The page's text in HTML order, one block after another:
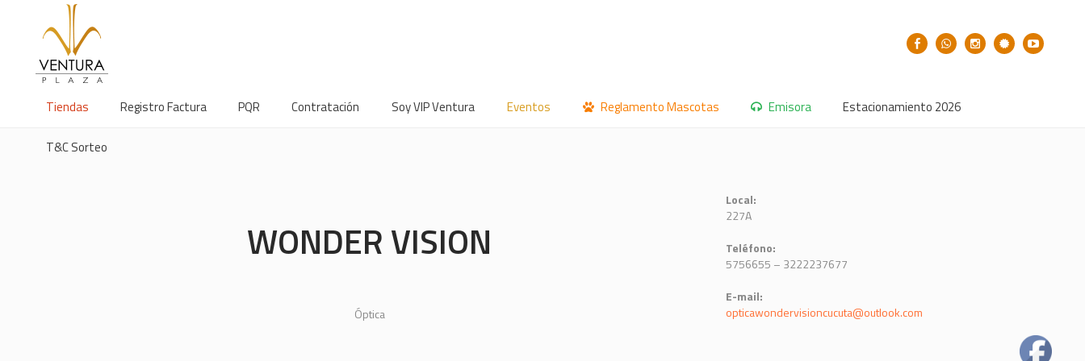
Tiendas Registro Factura PQR Contratación Soy VIP Ventura Eventos Reglamento Mascotas Emisora Estacionamiento 2026
T&C Sorteo
WONDER VISION
Óptica
Local:
227A
Teléfono:
5756655 – 3222237677
E-mail:
opticawondervisioncucuta@outlook.com